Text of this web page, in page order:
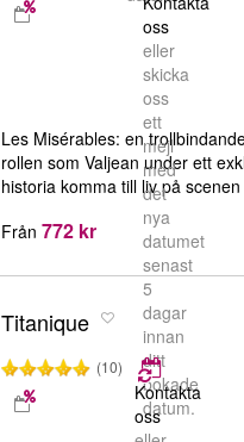
oss
eller
skicka
oss
ett
mejl
med
det
nya
datumet
senast
5
dagar
innan
ditt
bokade
datum.
Les Misérables: en
rollen som Valjean under ett
historia komma till liv på
Från 772 kr
Titanique
(10)
Kontakta
oss